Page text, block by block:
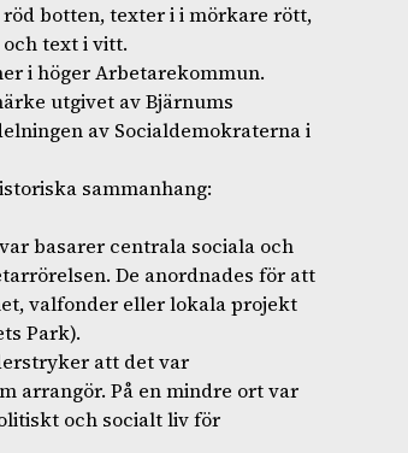
botten, texter i i mörkare rött,
text i vitt.
i höger Arbetarekommun.
utgivet av Bjärnums
av Socialdemokraterna i
sammanhang:
basarer centrala sociala och
De anordnades för att
valfonder eller lokala projekt
Park).
att det var
arrangör. På en mindre ort var
och socialt liv för